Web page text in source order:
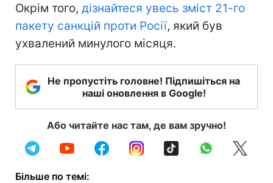
Окрім того, дізнайтеся увесь зміст 21-го
пакету санкцій проти Росії, який був
ухвалений минулого місяця.
Не пропустіть головне! Підпишіться на
наші оновлення в Google!
Або читайте нас там, де вам зручно!
Більше по темі: